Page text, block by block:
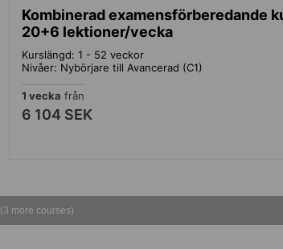
Kombinerad examensförberedande
20+6 lektioner/vecka
Kurslängd: 1 - 52 veckor
Nivåer: Nybörjare till Avancerad (C1)
1 vecka från
6 104 SEK
(3 more courses)